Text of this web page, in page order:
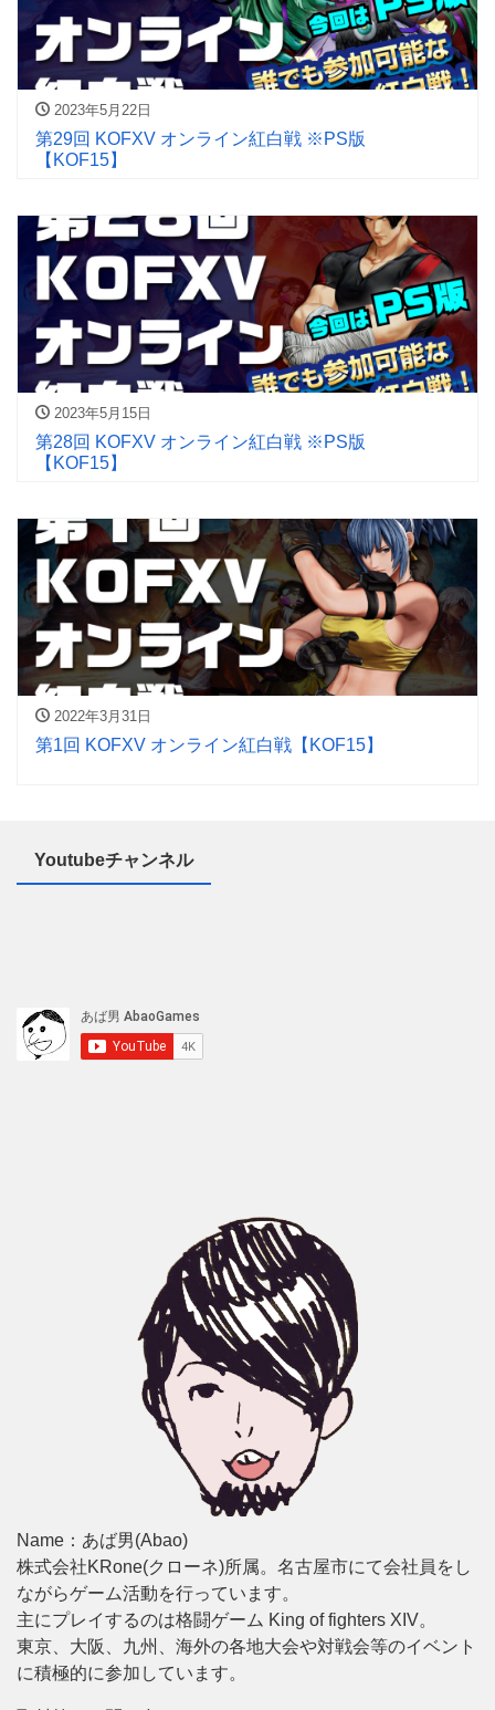
2023年5月22日
第29回 KOFXV オンライン紅白戦 ※PS版
【KOF15】
2023年5月15日
第28回 KOFXV オンライン紅白戦 ※PS版
【KOF15】
2022年3月31日
第1回 KOFXV オンライン紅白戦【KOF15】
Youtubeチャンネル
Name：あば男(Abao)
株式会社KRone(クローネ)所属。名古屋市にて会社員をし
ながらゲーム活動を行っています。
主にプレイするのは格闘ゲーム King of fighters XIV。
東京、大阪、九州、海外の各地大会や対戦会等のイベント
に積極的に参加しています。